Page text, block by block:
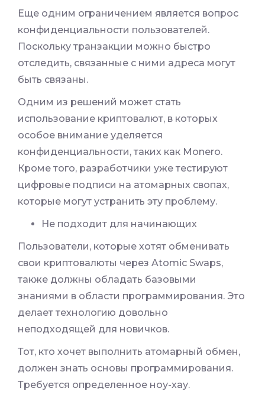
Еще одним ограничением является вопрос
конфиденциальности пользователей.
Поскольку транзакции можно быстро
отследить, связанные с ними адреса могут
быть связаны.
Одним из решений может стать
использование криптовалют, в которых
особое внимание уделяется
конфиденциальности, таких как Monero.
Кроме того, разработчики уже тестируют
цифровые подписи на атомарных свопах,
которые могут устранить эту проблему.
Не подходит для начинающих
Пользователи, которые хотят обменивать
свои криптовалюты через Atomic Swaps,
также должны обладать базовыми
знаниями в области программирования. Это
делает технологию довольно
неподходящей для новичков.
Тот, кто хочет выполнить атомарный обмен,
должен знать основы программирования.
Требуется определенное ноу-хау.